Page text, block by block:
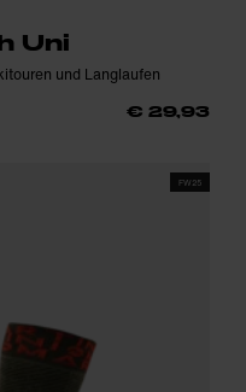
Uni
und Langlaufen
€ 29,93
FW25